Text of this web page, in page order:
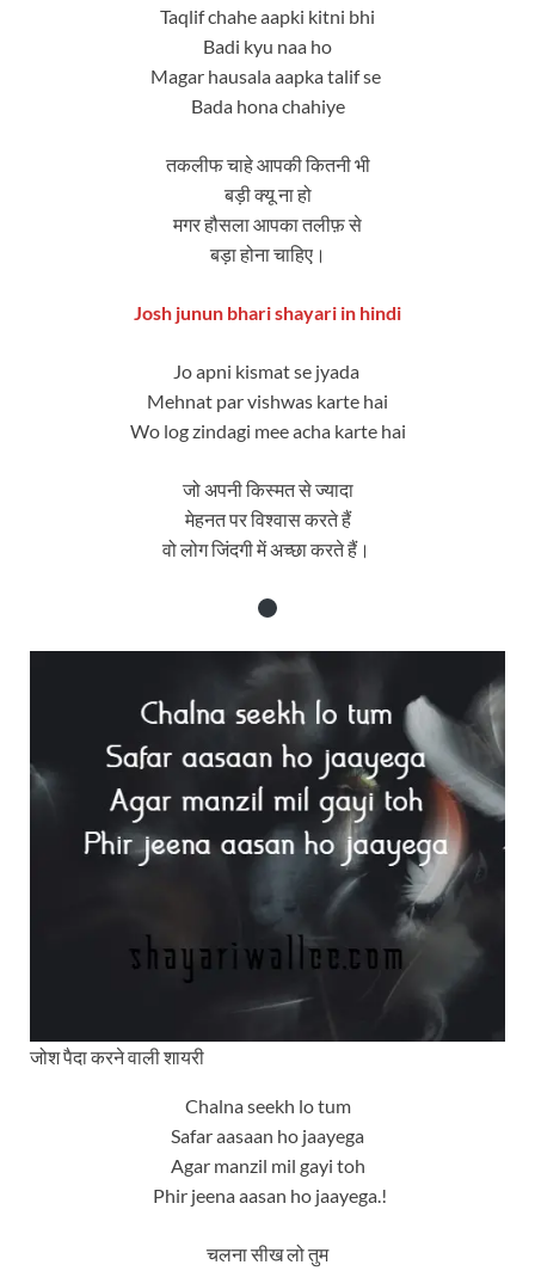
Taqlif chahe aapki kitni bhi
Badi kyu naa ho
Magar hausala aapka talif se
Bada hona chahiye
तकलीफ चाहे आपकी कितनी भी
बड़ी क्यू ना हो
मगर हौसला आपका तलीफ़ से
बड़ा होना चाहिए।
Josh junun bhari shayari in hindi
Jo apni kismat se jyada
Mehnat par vishwas karte hai
Wo log zindagi mee acha karte hai
जो अपनी किस्मत से ज्यादा
मेहनत पर विश्वास करते हैं
वो लोग जिंदगी में अच्छा करते हैं।
जोश पैदा करने वाली शायरी
Chalna seekh lo tum
Safar aasaan ho jaayega
Agar manzil mil gayi toh
Phir jeena aasan ho jaayega.!
चलना सीख लो तुम